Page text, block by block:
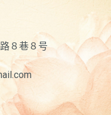
８巷８号